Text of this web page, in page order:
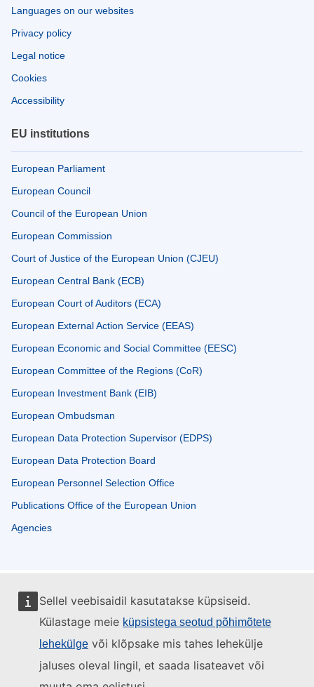
Sellel veebisaidil kasutatakse küpsiseid.
Külastage meie küpsistega seotud põhimõtete
lehekülge või klõpsake mis tahes lehekülje
jaluses oleval lingil, et saada lisateavet või
Languages on our websites
Privacy policy
Legal notice
Cookies
Accessibility
EU institutions
European Parliament
European Council
Council of the European Union
European Commission
Court of Justice of the European Union (CJEU)
European Central Bank (ECB)
European Court of Auditors (ECA)
European External Action Service (EEAS)
European Economic and Social Committee (EESC)
European Committee of the Regions (CoR)
European Investment Bank (EIB)
European Ombudsman
European Data Protection Supervisor (EDPS)
European Data Protection Board
European Personnel Selection Office
Publications Office of the European Union
Agencies